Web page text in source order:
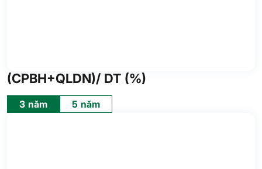
(CPBH+QLDN)/ DT (%)
3 năm 5 năm